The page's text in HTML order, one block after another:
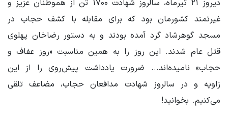
دیروز ۲۱ تیرماه، سالروز شهادت ۱۷۰۰ تن از هموطنان عزیز و
غیرتمند کشورمان بود که برای مقابله با کشف حجاب در
مسجد گوهرشاد گرد آمده بودند و به دستور رضاخان پهلوی
قتل عام شدند. این روز را به همین مناسبت «روز عفاف و
حجاب» نامیده‌اند... ضرورت یادداشت پیش‌روی را از این
زاویه و در سالروز شهادت مدافعان حجاب، مضاعف تلقی
می‌کنیم. بخوانید!